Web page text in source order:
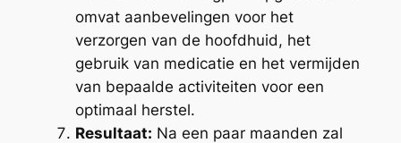
omvat aanbevelingen voor het
verzorgen van de hoofdhuid, het
gebruik van medicatie en het vermijden
van bepaalde activiteiten voor een
optimaal herstel.
Resultaat: Na een paar maanden zal